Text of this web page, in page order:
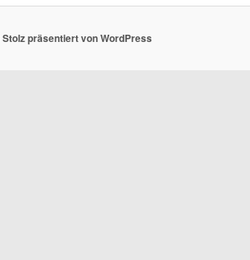
Stolz präsentiert von WordPress